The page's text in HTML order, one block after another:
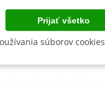
Prijať všetko
súborov cookies